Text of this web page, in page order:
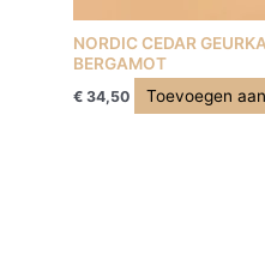
NORDIC CEDAR
BERGAMOT
€ 34,50 Toevoegen